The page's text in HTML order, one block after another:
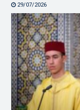
29/07/2026